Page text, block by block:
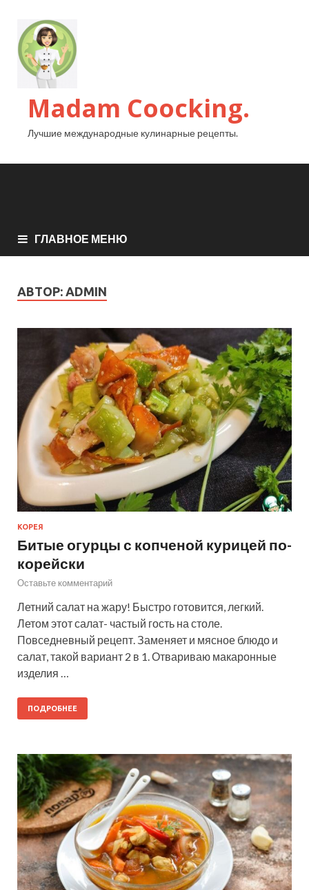
Madam Coocking.
Лучшие международные кулинарные рецепты.
ГЛАВНОЕ МЕНЮ
АВТОР: ADMIN
КОРЕЯ
Битые огурцы с копченой курицей по-
корейски
Оставьте комментарий
Летний салат на жару! Быстро готовится, легкий.
Летом этот салат- частый гость на столе.
Повседневный рецепт. Заменяет и мясное блюдо и
салат, такой вариант 2 в 1. Отвариваю макаронные
изделия …
ПОДРОБНЕЕ